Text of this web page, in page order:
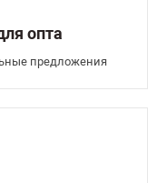
опта
предложения